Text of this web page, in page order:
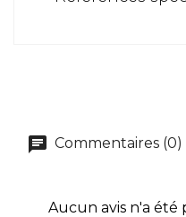
Commentaires (0)
Aucun avis n'a